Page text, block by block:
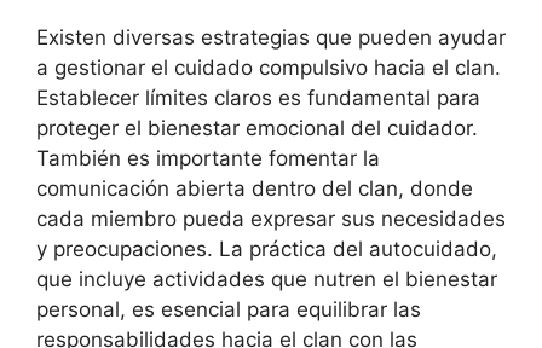
Existen diversas estrategias que pueden ayudar
a gestionar el cuidado compulsivo hacia el clan.
Establecer límites claros es fundamental para
proteger el bienestar emocional del cuidador.
También es importante fomentar la
comunicación abierta dentro del clan, donde
cada miembro pueda expresar sus necesidades
y preocupaciones. La práctica del autocuidado,
que incluye actividades que nutren el bienestar
personal, es esencial para equilibrar las
responsabilidades hacia el clan con las